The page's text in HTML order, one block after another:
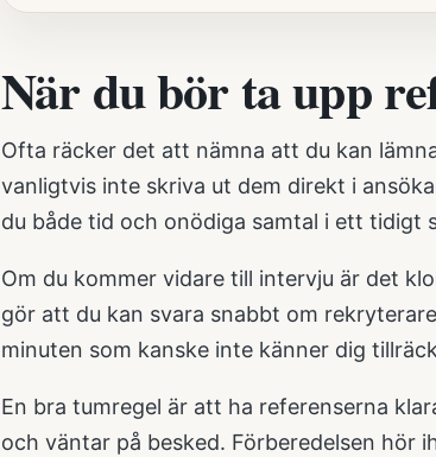
När du bör ta upp
Ofta räcker det att nämna att du kan
vanligtvis inte skriva ut dem direkt i
du både tid och onödiga samtal i ett tidigt
Om du kommer vidare till intervju är det
gör att du kan svara snabbt om
minuten som kanske inte känner dig
En bra tumregel är att ha referenserna
och väntar på besked. Förberedelsen hör